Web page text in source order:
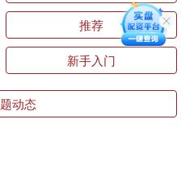
推荐
新手入门
动态